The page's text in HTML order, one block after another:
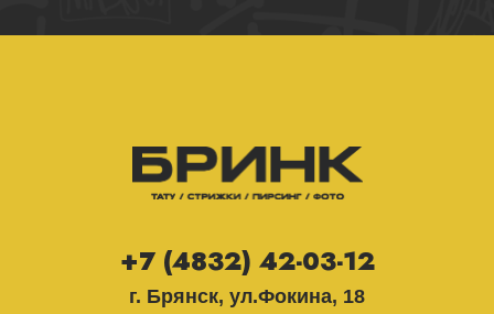
г. Брянск, ул.Фокина, 18
+7 (4832) 42-03-12